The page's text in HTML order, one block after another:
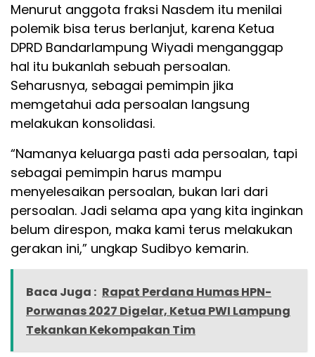
Menurut anggota fraksi Nasdem itu menilai
polemik bisa terus berlanjut, karena Ketua
DPRD Bandarlampung Wiyadi menganggap
hal itu bukanlah sebuah persoalan.
Seharusnya, sebagai pemimpin jika
memgetahui ada persoalan langsung
melakukan konsolidasi.
“Namanya keluarga pasti ada persoalan, tapi
sebagai pemimpin harus mampu
menyelesaikan persoalan, bukan lari dari
persoalan. Jadi selama apa yang kita inginkan
belum direspon, maka kami terus melakukan
gerakan ini,” ungkap Sudibyo kemarin.
Baca Juga : Rapat Perdana Humas HPN-
Porwanas 2027 Digelar, Ketua PWI Lampung
Tekankan Kekompakan Tim